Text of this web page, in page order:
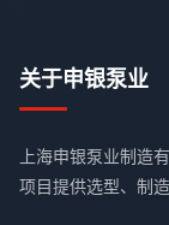
关于申银泵业
上海申银泵业制造
项目提供选型、制